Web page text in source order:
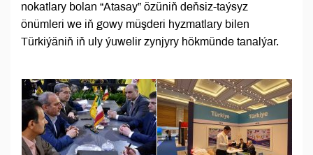
nokatlary bolan “Atasay” özüniň deňsiz-taýsyz
önümleri we iň gowy müşderi hyzmatlary bilen
Türkiýäniň iň uly ýuwelir zynjyry hökmünde tanalýar.